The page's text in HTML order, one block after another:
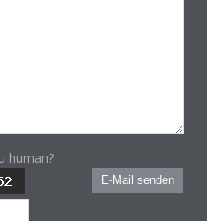
human?
E-Mail senden